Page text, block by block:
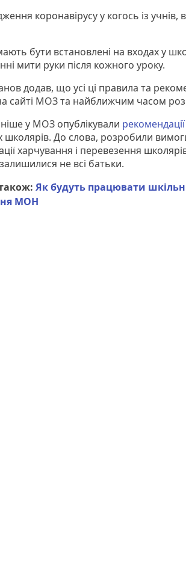
коронавірусу у когось із
бути встановлені на входах у
мити руки після кожного уроку.
додав, що усі ці правила та
сайті МОЗ та найближчим часом
у МОЗ опублікували
школярів. До слова, розробили
харчування і перевезення
не всі батьки.
Як будуть працювати
МОН